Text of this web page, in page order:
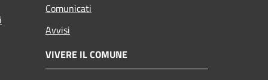
Comunicati
Avvisi
VIVERE IL COMUNE